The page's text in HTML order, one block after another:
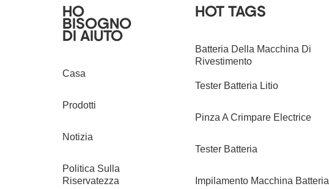
HO
BISOGNO
DI AIUTO
Casa
Prodotti
Notizia
Politica Sulla
Riservatezza
HOT TAGS
Batteria Della Macchina Di
Rivestimento
Tester Batteria Litio
Pinza A Crimpare Electrice
Tester Batteria
Impilamento Macchina Batteria